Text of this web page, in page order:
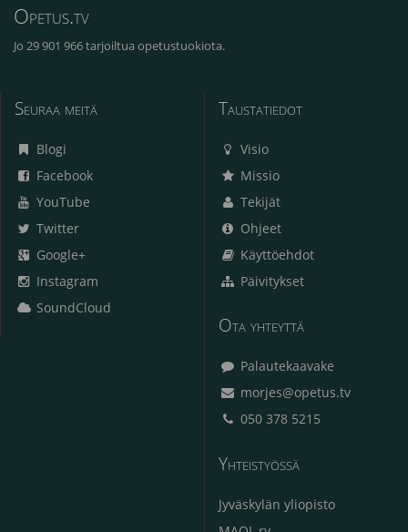
Opetus.tv
Jo 29 901 966 tarjoiltua opetustuokiota.
Seuraa meitä
Blogi
Facebook
YouTube
Twitter
Google+
Instagram
SoundCloud
Taustatiedot
Visio
Missio
Tekijät
Ohjeet
Käyttöehdot
Päivitykset
Ota yhteyttä
Palautekaavake
morjes@opetus.tv
050 378 5215
Yhteistyössä
Jyväskylän yliopisto